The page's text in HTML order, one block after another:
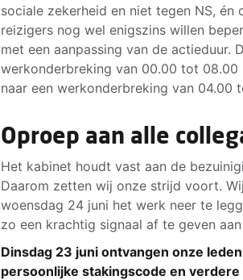
sociale zekerheid en niet tegen NS,
reizigers nog wel enigszins willen
met een aanpassing van de actieduur.
werkonderbreking van 00.00 tot
naar een werkonderbreking van 04.00
Oproep aan alle
Het kabinet houdt vast aan de
Daarom zetten wij onze strijd voort.
woensdag 24 juni het werk neer te
zo een krachtig signaal af te geven
Dinsdag 23 juni ontvangen onze
persoonlijke stakingscode en